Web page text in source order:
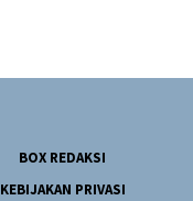
BOX REDAKSI
KEBIJAKAN PRIVASI